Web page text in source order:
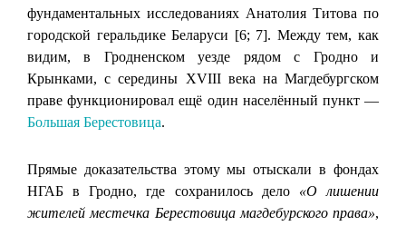
фундаментальных исследованиях Анатолия Титова по
городской геральдике Беларуси [6; 7]. Между тем, как
видим, в Гродненском уезде рядом с Гродно и
Крынками, с середины XVIII века на Магдебургском
праве функционировал ещё один населённый пункт —
Большая Берестовица.
Прямые доказательства этому мы отыскали в фондах
НГАБ в Гродно, где сохранилось дело «О лишении
жителей местечка Берестовица магдебурского права»,